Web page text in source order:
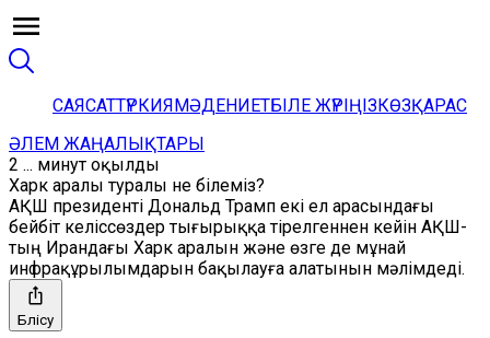
САЯСАТТҮРКИЯМӘДЕНИЕТБІЛЕ ЖҮРІҢІЗКӨЗҚАРАС
ӘЛЕМ ЖАҢАЛЫҚТАРЫ
2 ... минут оқылды
Харк аралы туралы не білеміз?
АҚШ президенті Дональд Трамп екі ел арасындағы
бейбіт келіссөздер тығырыққа тірелгеннен кейін АҚШ-
тың Ирандағы Харк аралын және өзге де мұнай
инфрақұрылымдарын бақылауға алатынын мәлімдеді.
Бөлісу